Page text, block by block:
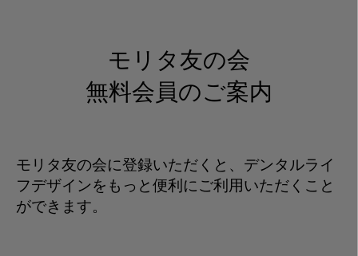
モリタ友の会
無料会員のご案内
モリタ友の会に登録いただくと、デンタルライ
フデザインをもっと便利にご利用いただくこと
ができます。